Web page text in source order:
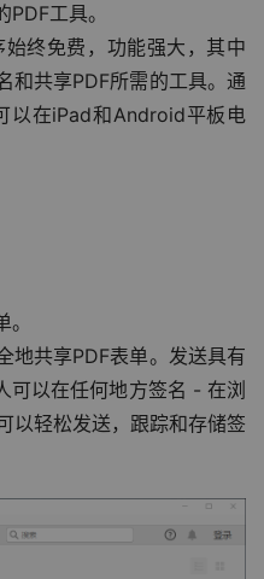
工具。
终免费，功能强大，其中
和共享PDF所需的工具。通
以在iPad和Android平板电
地共享PDF表单。发送具有
可以在任何地方签名 - 在浏
以轻松发送，跟踪和存储签